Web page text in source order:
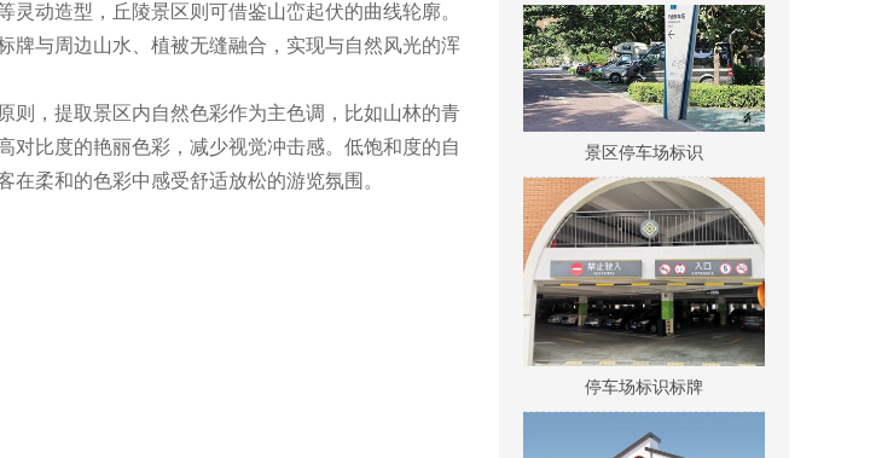
动造型，丘陵景区则可借鉴山峦起伏的曲线轮廓。
牌与周边山水、植被无缝融合，实现与自然风光的浑
则，提取景区内自然色彩作为主色调，比如山林的青
对比度的艳丽色彩，减少视觉冲击感。低饱和度的自
柔和的色彩中感受舒适放松的游览氛围。
景区停车场标识
停车场标识标牌